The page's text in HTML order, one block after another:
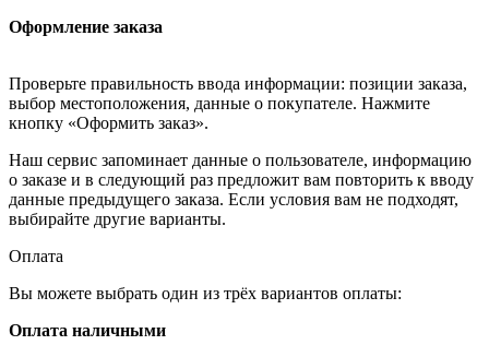
Оформление заказа
Проверьте правильность ввода информации: позиции заказа,
выбор местоположения, данные о покупателе. Нажмите
кнопку «Оформить заказ».
Наш сервис запоминает данные о пользователе, информацию
о заказе и в следующий раз предложит вам повторить к вводу
данные предыдущего заказа. Если условия вам не подходят,
выбирайте другие варианты.
Оплата
Вы можете выбрать один из трёх вариантов оплаты:
Оплата наличными